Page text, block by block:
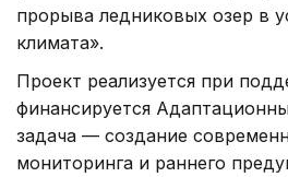
прорыва ледниковых озер в
климата».
Проект реализуется при
финансируется
задача — создание
мониторинга и раннего